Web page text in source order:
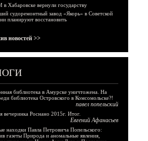
Хабаровске вернули государству
судоремонтный завод «Якорь» в Советской
планируют восстановить
новостей >>
библиотека в Амурске уничтожена. На
библиотека Островского в Комсомольске?!
павел попельский
вечеринка Роснано 2015г. Итог.
Евгений Афанасьев
находки Павла Петровича Попельского:
газеты Природа и аномальные явления,